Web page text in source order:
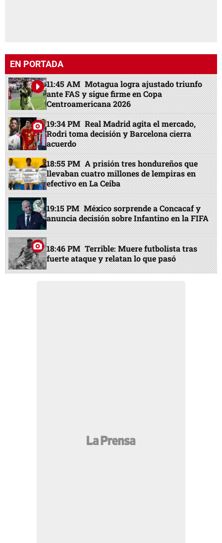
EN PORTADA
11:45 AM Motagua logra ajustado triunfo
ante FAS y sigue firme en Copa
Centroamericana 2026
19:34 PM Real Madrid agita el mercado,
Rodri toma decisión y Barcelona cierra
acuerdo
18:55 PM A prisión tres hondureños que
llevaban cuatro millones de lempiras en
efectivo en La Ceiba
19:15 PM México sorprende a Concacaf y
anuncia decisión sobre Infantino en la FIFA
18:46 PM Terrible: Muere futbolista tras
fuerte ataque y relatan lo que pasó